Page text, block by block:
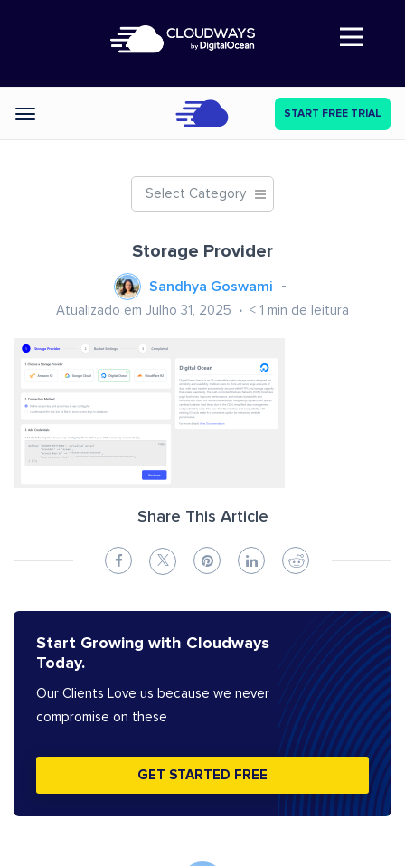
Abre a navegação
Categories START FREE TRIAL
Select Category
Storage Provider
Sandhya Goswami
Atualizado em Julho 31, 2025 < 1 min de leitura
Share This Article
Start Growing with Cloudways
Today.
Our Clients Love us because we never
compromise on these
GET STARTED FREE